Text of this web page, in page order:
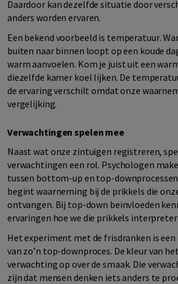
Daardoor kan dezelfde situatie door
anders worden ervaren.
Een bekend voorbeeld is temperatuur.
buiten naar binnen loopt op een koude
warm aanvoelen. Kom je juist uit een
diezelfde kamer koel lijken. De
de ervaring verschilt omdat onze
vergelijking.
Verwachtingen spelen mee
Naast wat onze zintuigen registreren,
verwachtingen een rol. Psychologen
tussen bottom-up en top-
begint waarneming bij de prikkels die
ontvangen. Bij top-down beïnvloeden
ervaringen hoe we die prikkels
Het experiment met de frisdranken is
van zo’n top-downproces. De kleur van
verwachting op over de smaak. Die
zijn dat mensen denken iets anders te